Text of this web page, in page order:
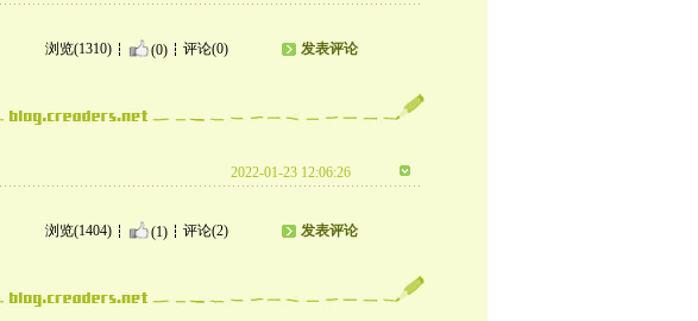
浏览(1310) (0) 评论(0) 发表评论
2022-01-23 12:06:26
浏览(1404) (1) 评论(2) 发表评论